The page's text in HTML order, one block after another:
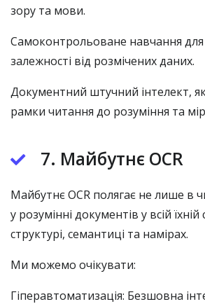
зору та мови.
Самоконтрольоване навчання
залежності від розмічених даних.
Документний штучний інтелект,
рамки читання до розуміння та
7. Майбутнє OCR
Майбутнє OCR полягає не лише в
у розумінні документів у всій
структурі, семантиці та намірах.
Ми можемо очікувати:
Гіперавтоматизація: Безшовна